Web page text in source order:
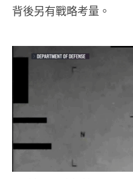
背後另有戰略考量。